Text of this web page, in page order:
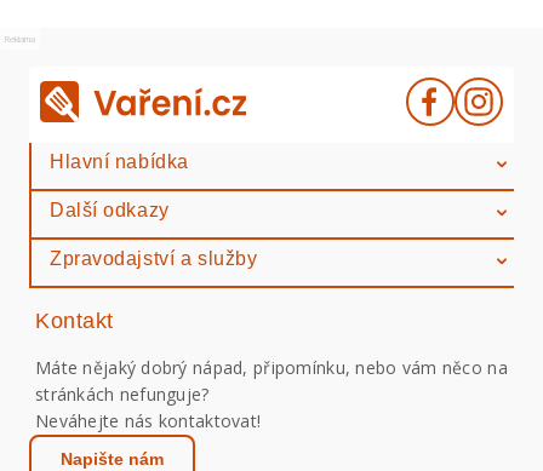
Reklama
Hlavní nabídka
Další odkazy
Zpravodajství a služby
Kontakt
Máte nějaký dobrý nápad, připomínku, nebo vám něco na
stránkách nefunguje?
Neváhejte nás kontaktovat!
Napište nám